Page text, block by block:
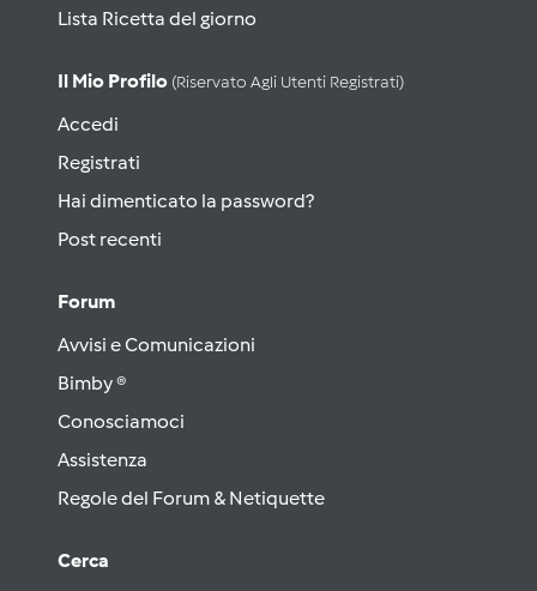
Lista Ricetta del giorno
Il Mio Profilo (riservato Agli Utenti Registrati)
Accedi
Registrati
Hai dimenticato la password?
Post recenti
Forum
Avvisi e Comunicazioni
Bimby ®
Conosciamoci
Assistenza
Regole del Forum & Netiquette
Cerca